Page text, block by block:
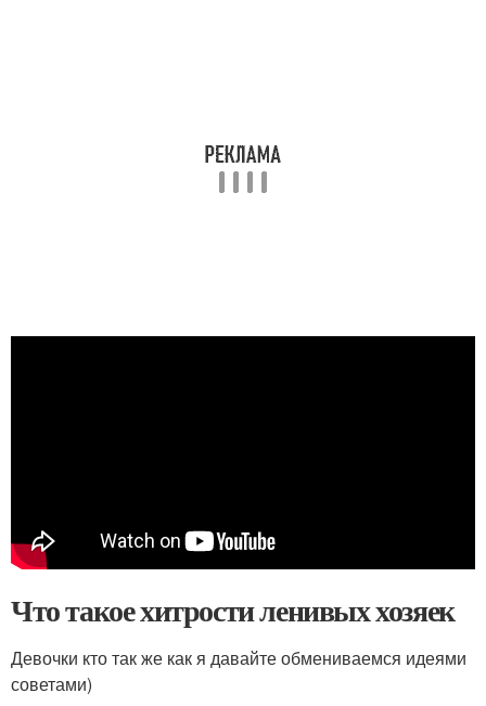
Что такое хитрости ленивых хозяек
Девочки кто так же как я давайте обмениваемся идеями
советами)